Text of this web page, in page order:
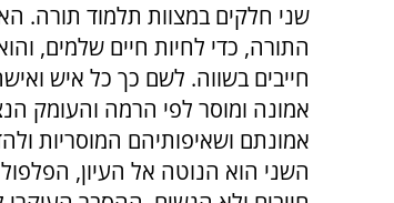
שני חלקים במצוות תלמוד תורה.
התורה, כדי לחיות חיים שלמים,
חייבים בשווה. לשם כך כל איש
אמונה ומוסר לפי הרמה והעומק
אמונתם ושאיפותיהם המוסריות
השני הוא הנוטה אל העיון,